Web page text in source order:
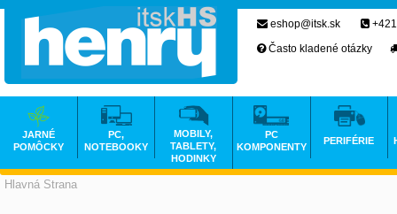
Hlavná Strana
eshop@itsk.sk
Často kladené otázky
JARNÉ
POMÔCKY
PC,
NOTEBOOKY
MOBILY,
TABLETY,
HODINKY
PC
KOMPONENTY
PERIFÉRIE